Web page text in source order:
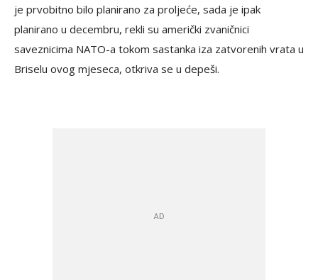
je prvobitno bilo planirano za proljeće, sada je ipak
planirano u decembru, rekli su američki zvaničnici
saveznicima NATO-a tokom sastanka iza zatvorenih vrata u
Briselu ovog mjeseca, otkriva se u depeši.